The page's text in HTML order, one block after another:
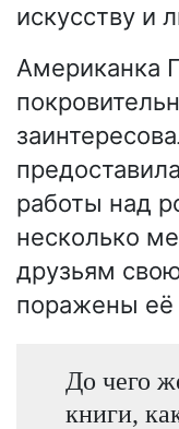
искусству и
Американка
работы над
несколько
друзьям
поражены её
До чего
книги,